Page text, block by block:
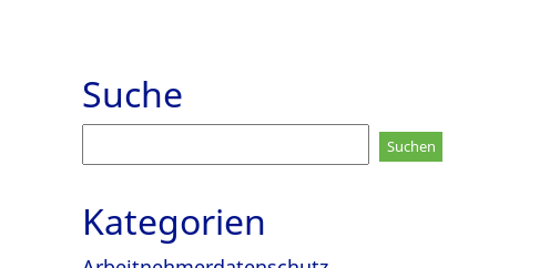
Suche
nach:
Kategorien